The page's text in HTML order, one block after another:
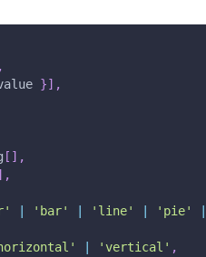
,
}] ,
[ ] ,
,
'bar' 'line' 'pie'
'vertical' ,